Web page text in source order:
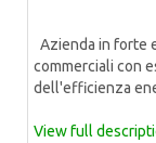
Azienda in forte
commerciali con
dell'efficienza
View full